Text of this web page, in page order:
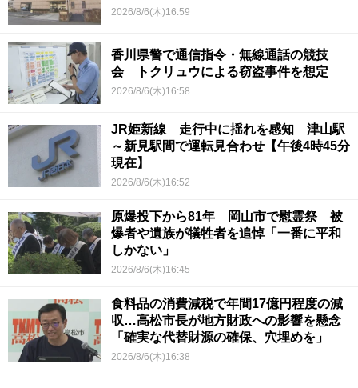
2026/8/6(木)16:59
香川県警で通信指令・無線通話の競技
会 トクリュウによる窃盗事件を想定
2026/8/6(木)16:58
JR姫新線 走行中に揺れを感知 津山駅
～新見駅間で運転見合わせ【午後4時45分
現在】
2026/8/6(木)16:52
原爆投下から81年 岡山市で慰霊祭 被
爆者や遺族が犠牲者を追悼「一番に平和
しかない」
2026/8/6(木)16:45
食料品の消費減税で年間17億円程度の減
収…高松市長が地方財政への影響を懸念
「確実な代替財源の確保、穴埋めを」
2026/8/6(木)16:38